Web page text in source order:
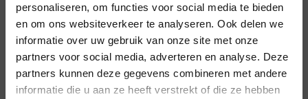
personaliseren, om functies voor social media te bieden
en om ons websiteverkeer te analyseren. Ook delen we
informatie over uw gebruik van onze site met onze
partners voor social media, adverteren en analyse. Deze
partners kunnen deze gegevens combineren met andere
informatie die u aan ze heeft verstrekt of die ze hebben
ViaAVIA
Registreren